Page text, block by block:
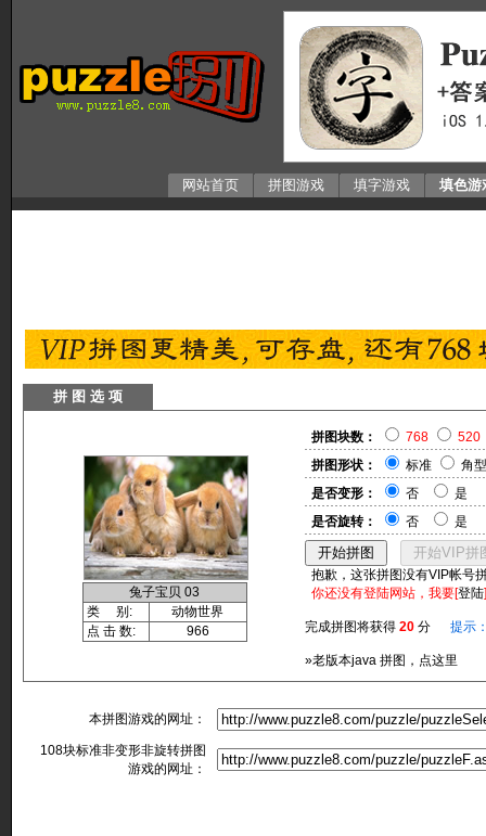
网站首页 拼图游戏 填字游戏 填色游
拼 图 选 项
兔子宝贝 03
类 别:
动物世界
点 击 数:
966
拼图块数： 768
520
拼图形状：
标准
角型
是否变形：
否
是
是否旋转：
否 是
抱歉，这张拼图没有VIP帐号
你还没有登陆网站，我要[登陆
完成拼图将获得 20 分 提示
»老版本java 拼图，点这里
本拼图游戏的网址：
108块标准非变形非旋转拼图
游戏的网址：